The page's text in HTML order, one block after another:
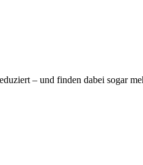
– und finden dabei sogar